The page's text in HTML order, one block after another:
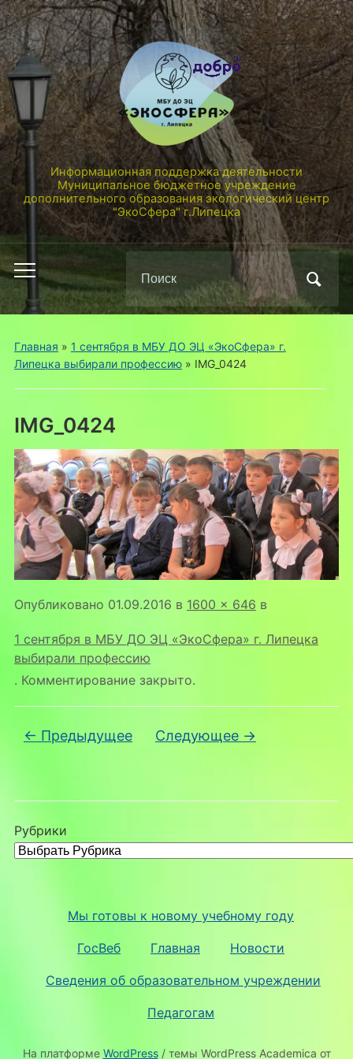
Информационная поддержка деятельности
Муниципальное бюджетное учреждение
дополнительного образования экологический центр
"ЭкоСфера" г.Липецка
Переключить
мобильное
меню
по:
Главная » 1 сентября в МБУ ДО ЭЦ «ЭкоСфера» г.
Липецка выбирали профессию» IMG_0424
IMG_0424
Опубликовано 01.09.2016 в 1600 × 646 в
1 сентября в МБУ ДО ЭЦ «ЭкоСфера» г. Липецка
выбирали профессию
. Комментирование закрыто.
← Предыдущее Следующее →
Рубрики
Мы готовы к новому учебному году
ГосВеб Главная Новости
Сведения об образовательном учреждении
Педагогам
На платформе WordPress/ темы WordPress Academica от